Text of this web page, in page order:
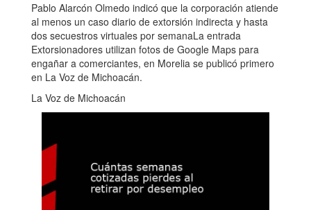
Pablo Alarcón Olmedo indicó que la corporación atiende
al menos un caso diario de extorsión indirecta y hasta
dos secuestros virtuales por semanaLa entrada
Extorsionadores utilizan fotos de Google Maps para
engañar a comerciantes, en Morelia se publicó primero
en La Voz de Michoacán.
La Voz de Michoacán